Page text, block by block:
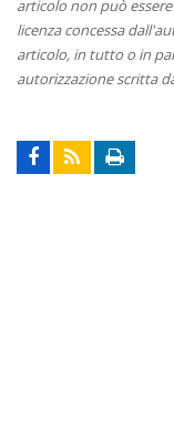
articolo non può
licenza concessa
articolo, in tutto o in
autorizzazione scritta